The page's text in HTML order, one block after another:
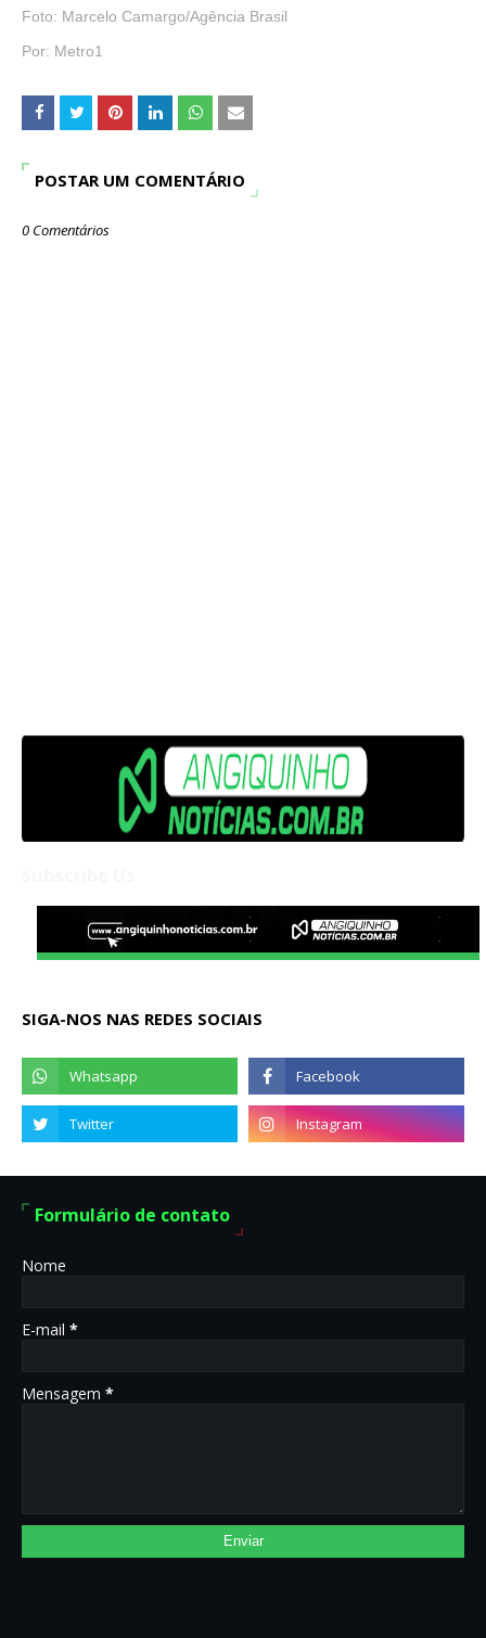
Foto: Marcelo Camargo/Agência Brasil
Por: Metro1
POSTAR UM COMENTÁRIO
0 Comentários
SIGA-NOS NAS REDES SOCIAIS
Formulário de contato
Nome
E-mail *
Mensagem *